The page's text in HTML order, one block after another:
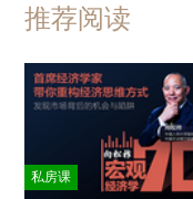
推荐阅读
私房课